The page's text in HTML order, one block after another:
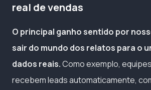
real de vendas
O principal ganho sentido por
sair do mundo dos relatos para o
dados reais.Como exemplo,
recebem leads automaticamente,